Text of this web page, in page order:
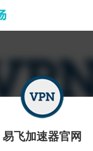
易飞加速器官网